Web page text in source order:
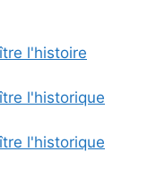
l'histoire
l'historique
l'historique